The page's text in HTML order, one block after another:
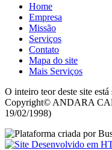
Home
Empresa
Missão
Serviços
Contato
Mapa do site
Mais Serviços
O inteiro teor deste site
Copyright© ANDARA
19/02/1998)